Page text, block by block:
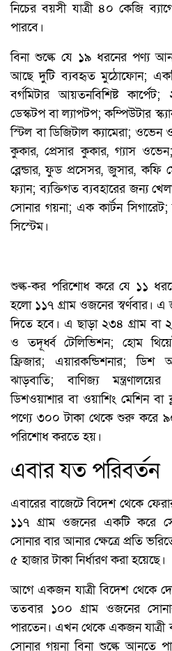
নিচের বয়সী যাত্রী ৪০ কেজি
পারবে।
বিনা শুল্কে যে ১৯ ধরনের পণ্য
আছে দুটি ব্যবহৃত মুঠোফোন;
বর্গমিটার আয়তনবিশিষ্ট
ডেস্কটপ বা ল্যাপটপ; কম্পিউটার
স্টিল বা ডিজিটাল ক্যামেরা;
কুকার, প্রেসার কুকার, গ্যাস
ব্লেন্ডার, ফুড প্রসেসর, জুসার, কফি
ফ্যান; ব্যক্তিগত ব্যবহারের জন্য
সোনার গয়না; এক কার্টন
সিস্টেম।
শুল্ক-কর পরিশোধ করে যে ১১
হলো ১১৭ গ্রাম ওজনের স্বর্ণবার।
দিতে হবে। এ ছাড়া ২৩৪ গ্রাম বা
ও তদূর্ধ্ব টেলিভিশন; হোম
ফ্রিজার; এয়ারকন্ডিশনার; ডিশ
ঝাড়বাতি; বাণিজ্য
ডিশওয়াশার বা ওয়াশিং মেশিন
পণ্যে ৩০০ টাকা থেকে শুরু করে
পরিশোধ করতে হয়।
এবার যত পরিবর্তন
এবারের বাজেটে বিদেশ থেকে
১১৭ গ্রাম ওজনের একটি করে
সোনার বার আনার ক্ষেত্রে প্রতি
৫ হাজার টাকা নির্ধারণ করা হয়েছে।
আগে একজন যাত্রী বিদেশ থেকে
ততবার ১০০ গ্রাম ওজনের
পারতেন। এখন থেকে একজন
সোনার গয়না বিনা শুল্কে আনতে